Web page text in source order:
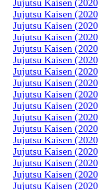
Jujutsu Kaisen
Jujutsu Kaisen
Jujutsu Kaisen
Jujutsu Kaisen
Jujutsu Kaisen
Jujutsu Kaisen
Jujutsu Kaisen
Jujutsu Kaisen
Jujutsu Kaisen
Jujutsu Kaisen
Jujutsu Kaisen
Jujutsu Kaisen
Jujutsu Kaisen
Jujutsu Kaisen
Jujutsu Kaisen
Jujutsu Kaisen
Jujutsu Kaisen